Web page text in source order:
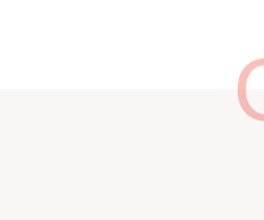
製品・サービスに関
お気軽にお問い合わ